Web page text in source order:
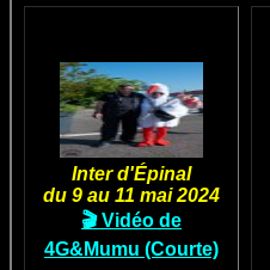
Inter d'Épinal
du 9 au 11 mai 2024
🎬 Vidéo de
4G&Mumu (Courte)